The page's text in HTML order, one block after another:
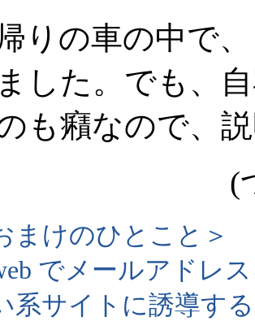
りの車の中で
した。でも、
も癪なので、
(
まけのひとこと＞
でメールアドレ
系サイトに誘導す